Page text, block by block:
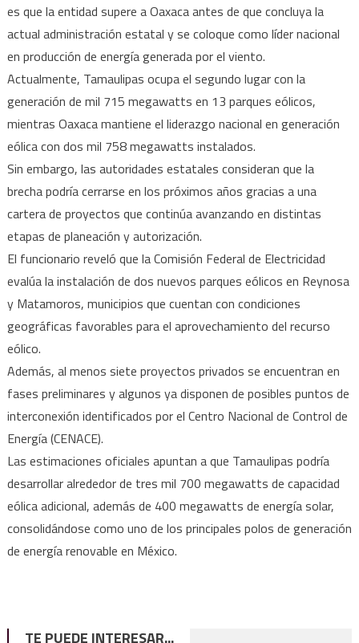
es que la entidad supere a Oaxaca antes de que concluya la
actual administración estatal y se coloque como líder nacional
en producción de energía generada por el viento.
Actualmente, Tamaulipas ocupa el segundo lugar con la
generación de mil 715 megawatts en 13 parques eólicos,
mientras Oaxaca mantiene el liderazgo nacional en generación
eólica con dos mil 758 megawatts instalados.
Sin embargo, las autoridades estatales consideran que la
brecha podría cerrarse en los próximos años gracias a una
cartera de proyectos que continúa avanzando en distintas
etapas de planeación y autorización.
El funcionario reveló que la Comisión Federal de Electricidad
evalúa la instalación de dos nuevos parques eólicos en Reynosa
y Matamoros, municipios que cuentan con condiciones
geográficas favorables para el aprovechamiento del recurso
eólico.
Además, al menos siete proyectos privados se encuentran en
fases preliminares y algunos ya disponen de posibles puntos de
interconexión identificados por el Centro Nacional de Control de
Energía (CENACE).
Las estimaciones oficiales apuntan a que Tamaulipas podría
desarrollar alrededor de tres mil 700 megawatts de capacidad
eólica adicional, además de 400 megawatts de energía solar,
consolidándose como uno de los principales polos de generación
de energía renovable en México.
TE PUEDE INTERESAR...